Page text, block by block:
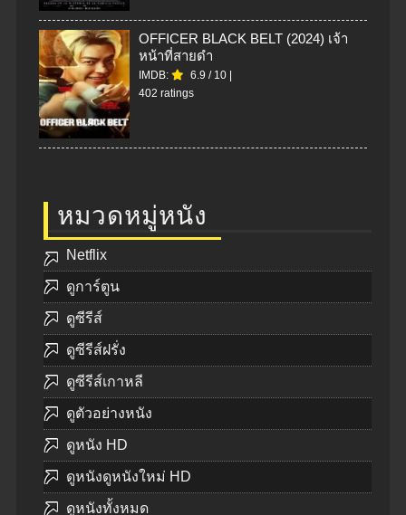
OFFICER BLACK BELT (2024) เจ้า
หน้าที่สายดำ
IMDB: 6.9 / 10
402 ratings
หมวดหมู่หนัง
Netflix
ดูการ์ตูน
ดูซีรีส์
ดูซีรีส์ฝรั่ง
ดูซีรีส์เกาหลี
ดูตัวอย่างหนัง
ดูหนัง HD
ดูหนังดูหนังใหม่ HD
ดูหนังทั้งหมด